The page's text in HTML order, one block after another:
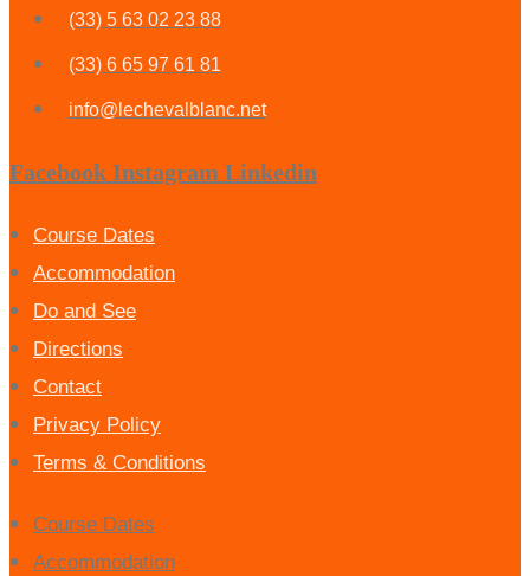
(33) 5 63 02 23 88
(33) 6 65 97 61 81
info@lechevalblanc.net
Facebook Instagram Linkedin
Course Dates
Accommodation
Do and See
Directions
Contact
Privacy Policy
Terms & Conditions
Course Dates
Accommodation